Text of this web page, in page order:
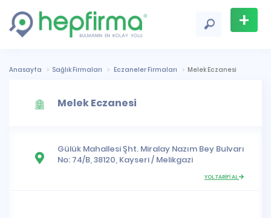
+
Ekle
Anasayfa Sağlık Firmaları Eczaneler Firmaları Melek Eczanesi
Melek Eczanesi
Gülük MahallesiŞht. Miralay Nazım Bey Bulvarı
No: 74/B, 38120, Kayseri/ Melikgazi
YOL TARİFİ AL